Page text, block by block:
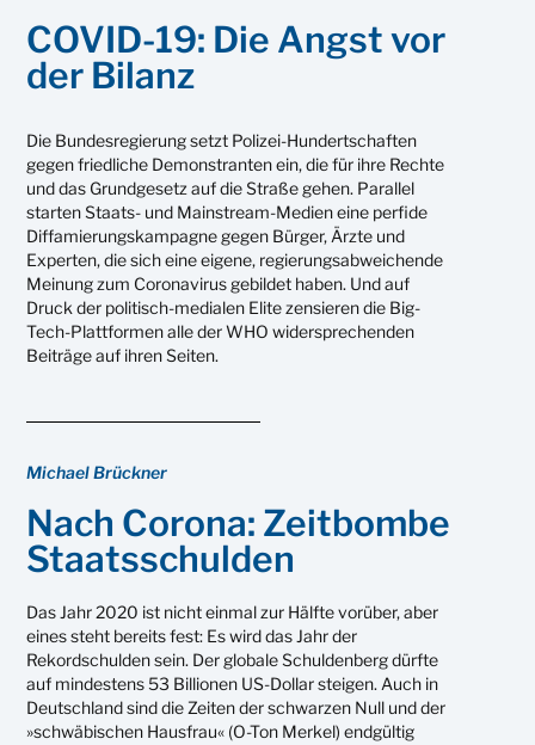
COVID-19: Die Angst vor
der Bilanz
Die Bundesregierung setzt Polizei-Hundertschaften
gegen friedliche Demonstranten ein, die für ihre Rechte
und das Grundgesetz auf die Straße gehen. Parallel
starten Staats- und Mainstream-Medien eine perfide
Diffamierungskampagne gegen Bürger, Ärzte und
Experten, die sich eine eigene, regierungsabweichende
Meinung zum Coronavirus gebildet haben. Und auf
Druck der politisch-medialen Elite zensieren die Big-
Tech-Plattformen alle der WHO widersprechenden
Beiträge auf ihren Seiten.
Michael Brückner
Nach Corona: Zeitbombe
Staatsschulden
Das Jahr 2020 ist nicht einmal zur Hälfte vorüber, aber
eines steht bereits fest: Es wird das Jahr der
Rekordschulden sein. Der globale Schuldenberg dürfte
auf mindestens 53 Billionen US-Dollar steigen. Auch in
Deutschland sind die Zeiten der schwarzen Null und der
»schwäbischen Hausfrau« (O-Ton Merkel) endgültig